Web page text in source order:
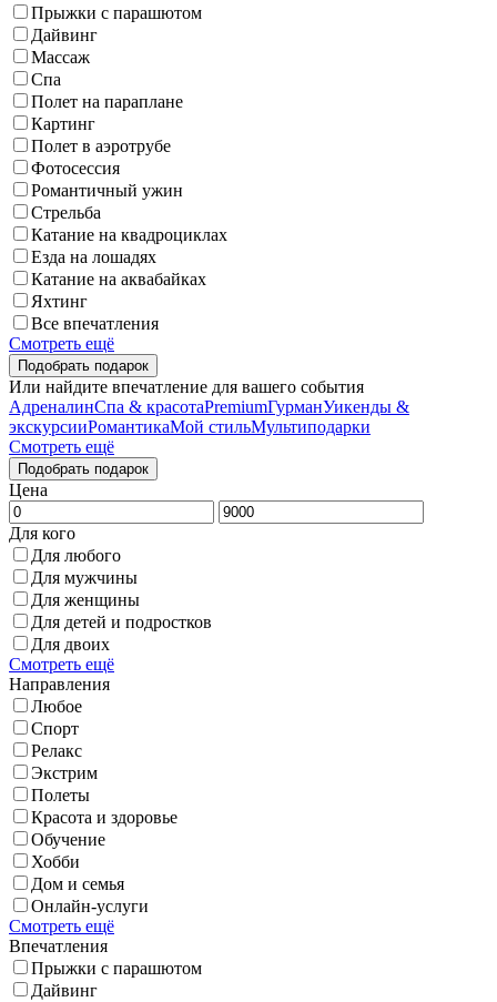
Прыжки с парашютом
Дайвинг
Массаж
Спа
Полет на параплане
Картинг
Полет в аэротрубе
Фотосессия
Романтичный ужин
Стрельба
Катание на квадроциклах
Езда на лошадях
Катание на аквабайках
Яхтинг
Все впечатления
Смотреть ещё
Или найдите впечатление для вашего события
АдреналинСпа & красотаPremiumГурманУикенды &
экскурсииРомантикаМой стильМультиподарки
Смотреть ещё
Цена
Для кого
Для любого
Для мужчины
Для женщины
Для детей и подростков
Для двоих
Смотреть ещё
Направления
Любое
Спорт
Релакс
Экстрим
Полеты
Красота и здоровье
Обучение
Хобби
Дом и семья
Онлайн-услуги
Смотреть ещё
Впечатления
Прыжки с парашютом
Дайвинг